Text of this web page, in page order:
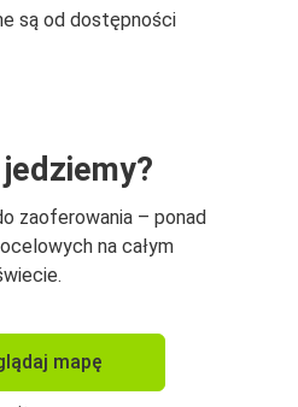
są od dostępności
zaoferowania – ponad
na całym
mapę